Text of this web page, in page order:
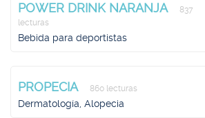
POWER DRINK NARANJA
837
lecturas
Bebida para deportistas
PROPECIA 860 lecturas
Dermatología, Alopecia